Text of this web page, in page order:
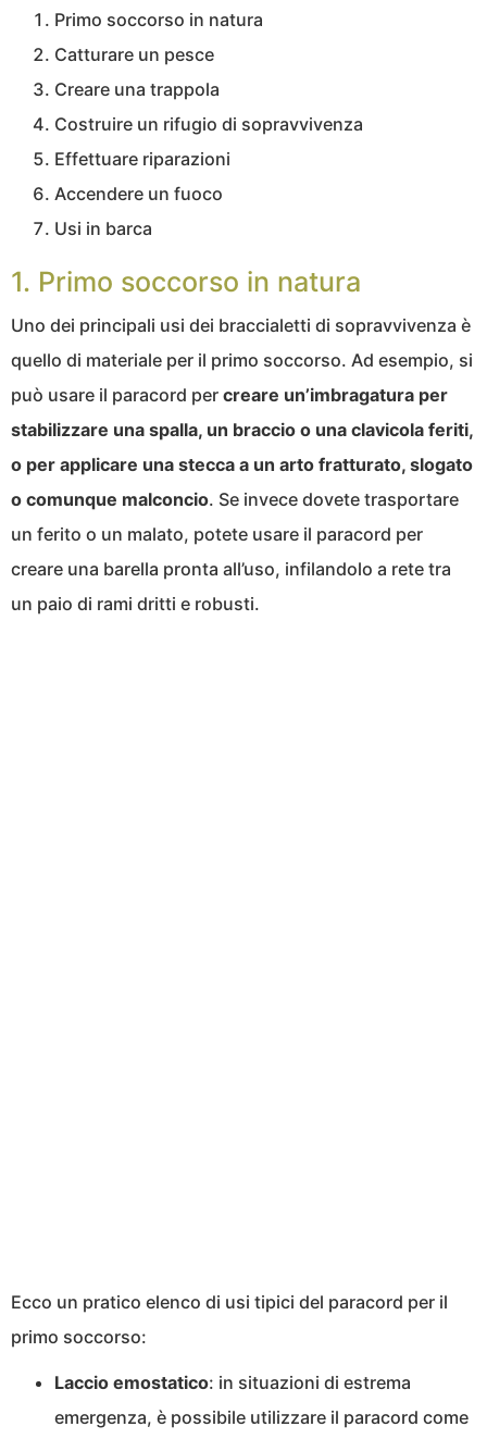
Primo soccorso in natura
Catturare un pesce
Creare una trappola
Costruire un rifugio di sopravvivenza
Effettuare riparazioni
Accendere un fuoco
Usi in barca
1. Primo soccorso in natura
Uno dei principali usi dei braccialetti di sopravvivenza è
quello di materiale per il primo soccorso. Ad esempio, si
può usare il paracord per creare un’imbragatura per
stabilizzare una spalla, un braccio o una clavicola feriti,
o per applicare una stecca a un arto fratturato, slogato
o comunque malconcio. Se invece dovete trasportare
un ferito o un malato, potete usare il paracord per
creare una barella pronta all’uso, infilandolo a rete tra
un paio di rami dritti e robusti.
Ecco un pratico elenco di usi tipici del paracord per il
primo soccorso:
Laccio emostatico: in situazioni di estrema
emergenza, è possibile utilizzare il paracord come